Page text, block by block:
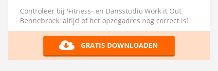
Controleer bij 'Fitness- en Dansstudio Work it Out
Bennebroek' altijd of het opzegadres nog correct is!
GRATIS DOWNLOADEN